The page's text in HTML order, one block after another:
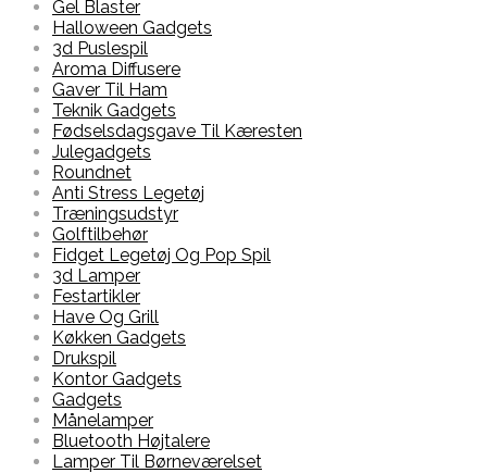
Gel Blaster
Halloween Gadgets
3d Puslespil
Aroma Diffusere
Gaver Til Ham
Teknik Gadgets
Fødselsdagsgave Til Kæresten
Julegadgets
Roundnet
Anti Stress Legetøj
Træningsudstyr
Golftilbehør
Fidget Legetøj Og Pop Spil
3d Lamper
Festartikler
Have Og Grill
Køkken Gadgets
Drukspil
Kontor Gadgets
Gadgets
Månelamper
Bluetooth Højtalere
Lamper Til Børneværelset